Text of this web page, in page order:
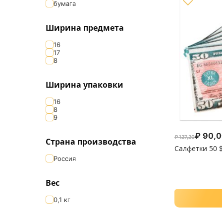
бумага
Ширина предмета
16
17
8
Ширина упаковки
16
8
9
Страна производства
Россия
Вес
0,1 кг
₽127,20₽
Текущая
Салфетки 50